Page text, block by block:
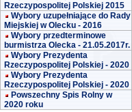
Rzeczypospolitej Polskiej 2015
Wybory uzupełniające do Rady
Miejskiej w Olecku - 2016
Wybory przedterminowe
burmistrza Olecka - 21.05.2017r.
Wybory Prezydenta
Rzeczypospolitej Polskiej - 2020
Wybory Prezydenta
Rzeczypospolitej Polskiej - 2020
Powszechny Spis Rolny w
2020 roku